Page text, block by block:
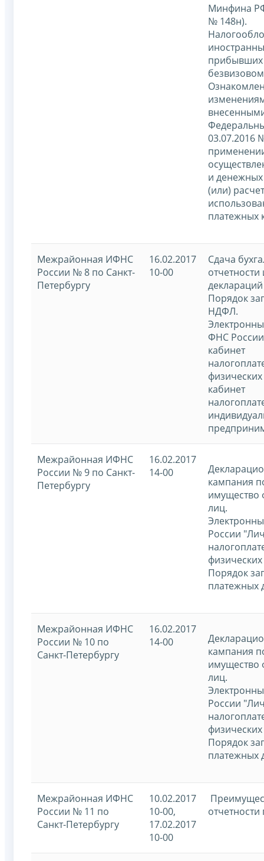
Минфина
№ 148н).
03.07.2016
и
(или)
платежных
Межрайонная ИФНС
России № 8 по Санкт-
Петербургу
16.02.2017
10-00
Сдача
Порядок
НДФЛ.
ФНС
кабинет
кабинет
Межрайонная ИФНС
России № 9 по Санкт-
Петербургу
16.02.2017
14-00
кампания
имущество
лиц.
России
Порядок
платежных
Межрайонная ИФНС
России № 10 по
Санкт-Петербургу
16.02.2017
14-00
кампания
имущество
лиц.
России
Порядок
платежных
Межрайонная ИФНС
России № 11 по
Санкт-Петербургу
10.02.2017
10-00,
17.02.2017
10-00